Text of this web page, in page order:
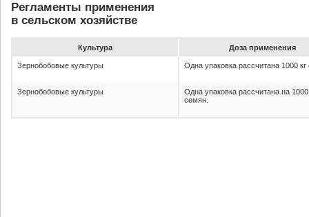
Регламенты применения
в сельском хозяйстве
Культура До­за при­ме­не­ния
Зернобобовые культуры Одна упаковка рассчитана 1000
Зернобобовые культуры
Одна упаковка рассчитана на 1000
семян.